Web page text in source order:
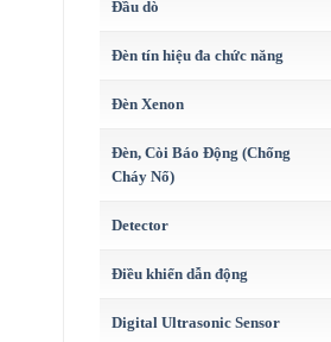
Đầu dò
Đèn tín hiệu đa chức năng
Đèn Xenon
Đèn, Còi Báo Động (Chống
Cháy Nổ)
Detector
Điều khiển dẫn động
Digital Ultrasonic Sensor